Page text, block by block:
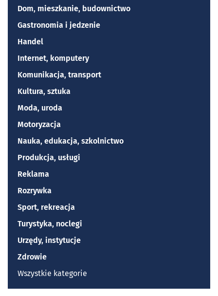
Dom, mieszkanie, budownictwo
Gastronomia i jedzenie
Handel
Internet, komputery
Komunikacja, transport
Kultura, sztuka
Moda, uroda
Motoryzacja
Nauka, edukacja, szkolnictwo
Produkcja, usługi
Reklama
Rozrywka
Sport, rekreacja
Turystyka, noclegi
Urzędy, instytucje
Zdrowie
Wszystkie kategorie